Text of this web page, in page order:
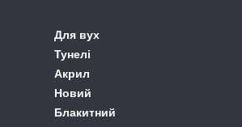
Для вух
Тунелі
Акрил
Новий
Блакитний